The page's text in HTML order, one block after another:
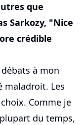
que
Sarkozy, "Nice
crédible
à mon
maladroit. Les
Comme je
du temps,